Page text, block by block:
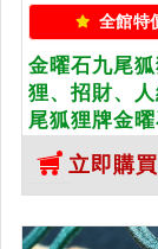
全館特
金曜石九尾
狸、招財、
尾狐狸牌金
曜石九尾狐
尾狐狸，
金曜石狐狸
方翡翠寶石
立即購買